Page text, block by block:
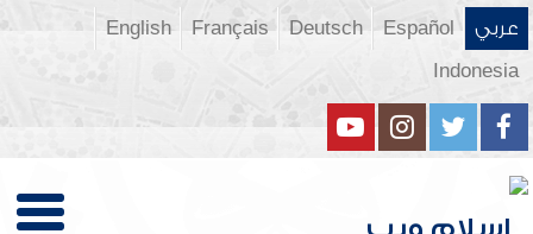
عربي Español
Deutsch
Français
English
Indonesia